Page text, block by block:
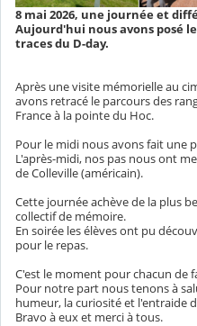
8 mai 2026, une journée et
Aujourd'hui nous avons posé
traces du D-day.
Après une visite mémorielle au
avons retracé le parcours des
France à la pointe du Hoc.
Pour le midi nous avons fait une
L'après-midi, nos pas nous ont
de Colleville (américain).
Cette journée achève de la plus
collectif de mémoire.
En soirée les élèves ont pu
pour le repas.
C'est le moment pour chacun de
Pour notre part nous tenons à
humeur, la curiosité et l'entraide
Bravo à eux et merci à tous.